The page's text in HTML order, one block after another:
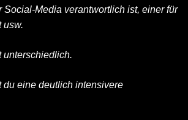
Media verantwortlich ist, einer für
usw.
unterschiedlich.
du eine deutlich intensivere